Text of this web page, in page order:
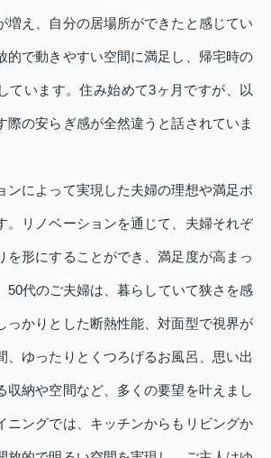
増え、自分の居場所ができたと感じてい
的で動きやすい空間に満足し、帰宅時の
ています。住み始めて3ヶ月ですが、以
際の安らぎ感が全然違うと話されていま
ンによって実現した夫婦の理想や満足ポ
。リノベーションを通じて、夫婦それぞ
を形にすることができ、満足度が高まっ
50代のご夫婦は、暮らしていて狭さを感
っかりとした断熱性能、対面型で視界が
、ゆったりとくつろげるお風呂、思い出
収納や空間など、多くの要望を叶えまし
ニングでは、キッチンからもリビングか